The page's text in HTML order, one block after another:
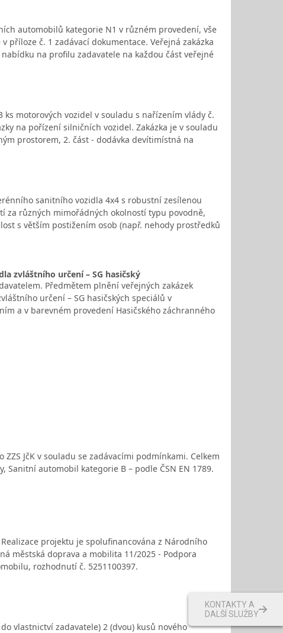
automobilů kategorie N1 v různém provedení, vše
příloze č. 1 zadávací dokumentace. Veřejná zakázka
na profilu zadavatele na každou část veřejné
motorových vozidel v souladu s nařízením vlády č.
na pořízení silničních vozidel. Zakázka je v souladu
prostorem, 2. část - dodávka devítimístná na
sanitního vozidla 4x4 s robustní zesílenou
za různých mimořádných okolností typu povodně,
s větším postižením osob (např. nehody prostředků
zvláštního určení – SG hasičský
Předmětem plnění veřejných zakázek
určení – SG hasičských speciálů v
a v barevném provedení Hasičského záchranného
JčK v souladu se zadávacími podmínkami. Celkem
automobil kategorie B – podle ČSN EN 1789.
projektu je spolufinancována z Národního
městská doprava a mobilita 11/2025 - Podpora
rozhodnutí č. 5251100397.
vlastnictví zadavatele) 2 (dvou) kusů nového
KONTAKTY A
DALŠÍ SLUŽBY